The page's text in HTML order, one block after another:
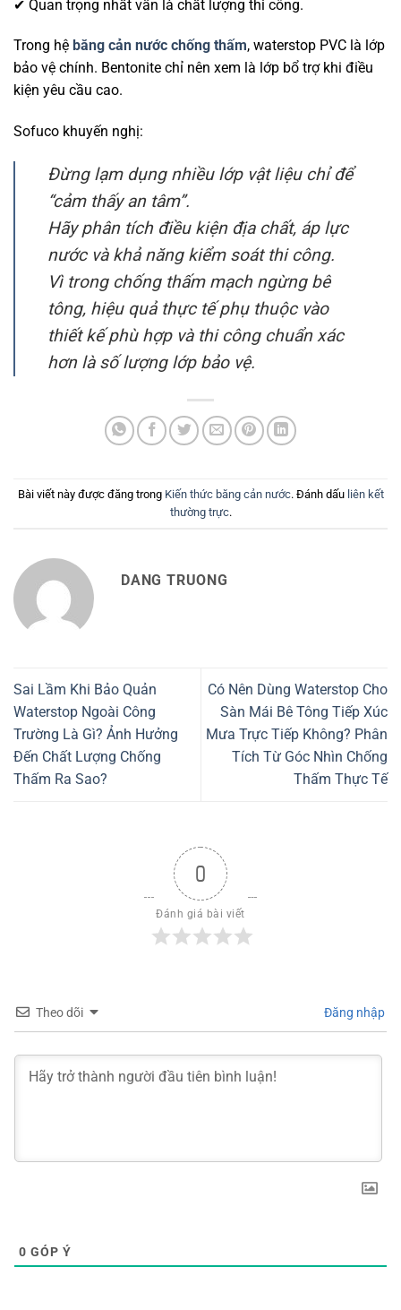
✔ Quan trọng nhất vẫn là chất lượng thi công.
Trong hệ băng cản nước chống thấm, waterstop PVC là lớp
bảo vệ chính. Bentonite chỉ nên xem là lớp bổ trợ khi điều
kiện yêu cầu cao.
Sofuco khuyến nghị:
Đừng lạm dụng nhiều lớp vật liệu chỉ để
“cảm thấy an tâm”.
Hãy phân tích điều kiện địa chất, áp lực
nước và khả năng kiểm soát thi công.
Vì trong chống thấm mạch ngừng bê
tông, hiệu quả thực tế phụ thuộc vào
thiết kế phù hợp và thi công chuẩn xác
hơn là số lượng lớp bảo vệ.
Bài viết này được đăng trong Kiến thức băng cản nước. Đánh dấu liên kết
thường trực.
DANG TRUONG
Sai Lầm Khi Bảo Quản
Waterstop Ngoài Công
Trường Là Gì? Ảnh Hưởng
Đến Chất Lượng Chống
Thấm Ra Sao?
Có Nên Dùng Waterstop Cho
Sàn Mái Bê Tông Tiếp Xúc
Mưa Trực Tiếp Không? Phân
Tích Từ Góc Nhìn Chống
Thấm Thực Tế
0
Đánh giá bài viết
Theo dõi Đăng nhập
0 GÓP Ý